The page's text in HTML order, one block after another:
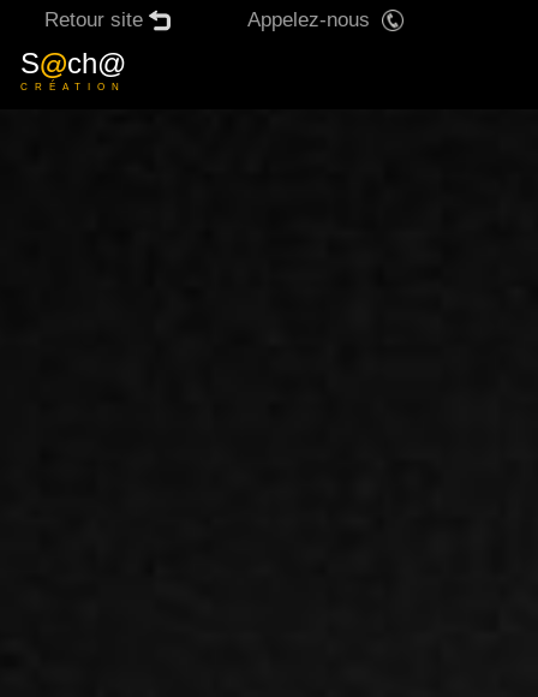
S@ch@
CRÉATION
Retour site Appelez-nous